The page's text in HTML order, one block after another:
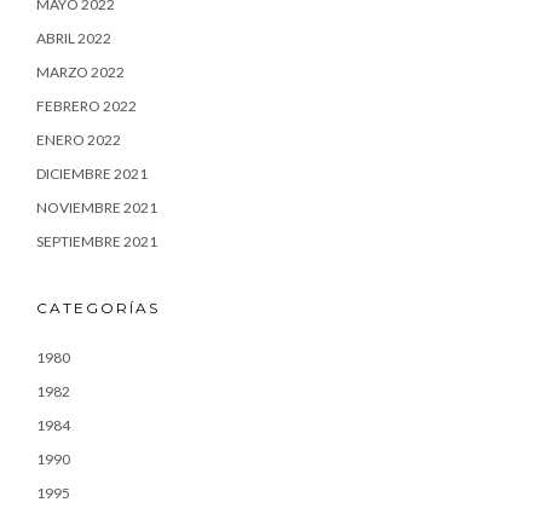
MAYO 2022
ABRIL 2022
MARZO 2022
FEBRERO 2022
ENERO 2022
DICIEMBRE 2021
NOVIEMBRE 2021
SEPTIEMBRE 2021
CATEGORÍAS
1980
1982
1984
1990
1995